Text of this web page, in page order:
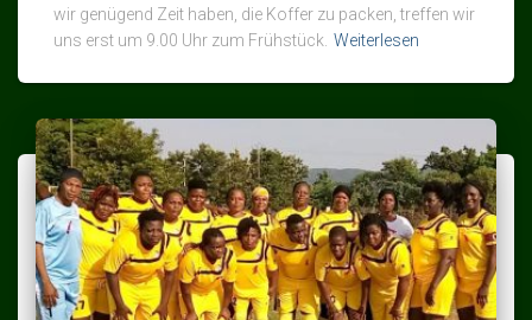
wir genügend Zeit haben, die Koffer zu packen, treffen wir
uns erst um 9.00 Uhr zum Frühstück. Weiterlesen